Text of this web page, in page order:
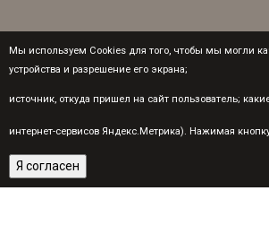
Мы используем Cookies для того, чтобы мы могли
устройства и разрешение его экрана;
источник, откуда пришел на сайт пользователь;
интернет-сервисов Яндекс.Метрика). Нажимая
Я согласен